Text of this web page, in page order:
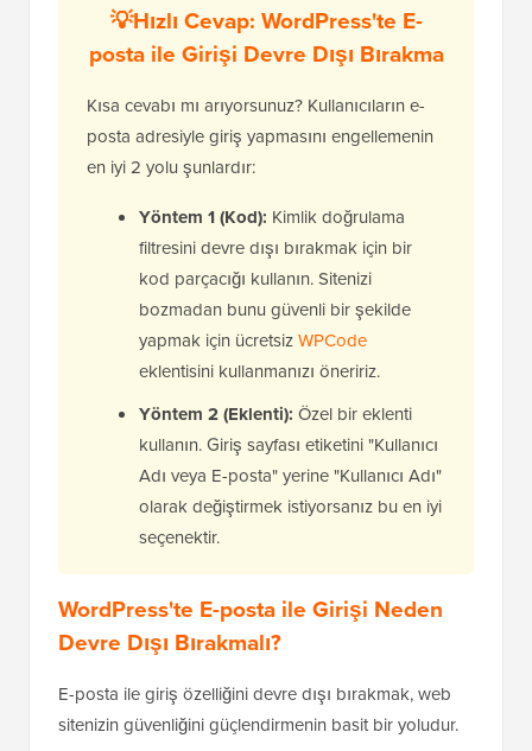
💡Hızlı Cevap: WordPress'te E-
posta ile Girişi Devre Dışı Bırakma
Kısa cevabı mı arıyorsunuz? Kullanıcıların e-
posta adresiyle giriş yapmasını engellemenin
en iyi 2 yolu şunlardır:
Yöntem 1 (Kod): Kimlik doğrulama
filtresini devre dışı bırakmak için bir
kod parçacığı kullanın. Sitenizi
bozmadan bunu güvenli bir şekilde
yapmak için ücretsizWPCode
eklentisini kullanmanızı öneririz.
Yöntem 2 (Eklenti): Özel bir eklenti
kullanın. Giriş sayfası etiketini "Kullanıcı
Adı veya E-posta" yerine "Kullanıcı Adı"
olarak değiştirmek istiyorsanız bu en iyi
seçenektir.
WordPress'te E-posta ile Girişi Neden
Devre Dışı Bırakmalı?
E-posta ile giriş özelliğini devre dışı bırakmak, web
sitenizin güvenliğini güçlendirmenin basit bir yoludur.